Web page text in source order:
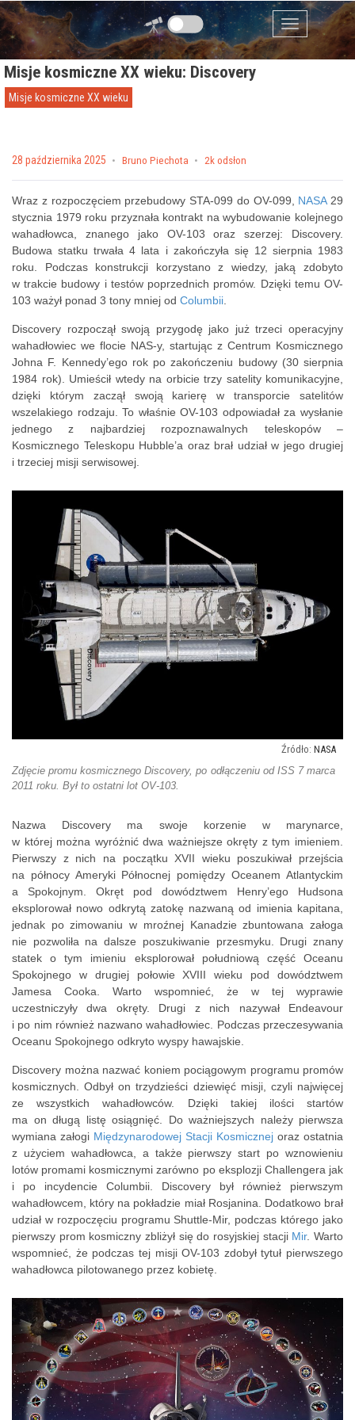
Przejdź do zawartości
Menu
Misje kosmiczne XX wieku: Discovery
Misje kosmiczne XX wieku
Posted on
28 października 2025 by Bruno Piechota 2k odsłon
Wraz z rozpoczęciem przebudowy STA-099 do OV-099, NASA29
stycznia 1979 roku przyznała kontrakt na wybudowanie kolejnego
wahadłowca, znanego jako OV-103 oraz szerzej: Discovery.
Budowa statku trwała 4 lata i zakończyła się 12 sierpnia 1983
roku. Podczas konstrukcji korzystano z wiedzy, jaką zdobyto
w trakcie budowy i testów poprzednich promów. Dzięki temu OV-
103 ważył ponad 3 tony mniej od Columbii
Discovery rozpoczął swoją przygodę jako już trzeci operacyjny
wahadłowiec we flocie NAS-y, startując z Centrum Kosmicznego
Johna F. Kennedy’ego rok po zakończeniu budowy (30 sierpnia
1984 rok). Umieścił wtedy na orbicie trzy satelity komunikacyjne,
dzięki którym zaczął swoją karierę w transporcie satelitów
wszelakiego rodzaju. To właśnie OV-103 odpowiadał za wysłanie
jednego z najbardziej rozpoznawalnych teleskopów –
Kosmicznego Teleskopu Hubble’a oraz brał udział w jego drugiej
i trzeciej misji serwisowej.
NASA
Zdjęcie promu kosmicznego Discovery, po odłączeniu od ISS 7 marca
2011 roku. Był to ostatni lot OV-103.
Nazwa Discovery ma swoje korzenie w marynarce,
w której można wyróżnić dwa ważniejsze okręty z tym imieniem.
Pierwszy z nich na początku XVII wieku poszukiwał przejścia
na północy Ameryki Północnej pomiędzy Oceanem Atlantyckim
a Spokojnym. Okręt pod dowództwem Henry’ego Hudsona
eksplorował nowo odkrytą zatokę nazwaną od imienia kapitana,
jednak po zimowaniu w mroźnej Kanadzie zbuntowana załoga
nie pozwoliła na dalsze poszukiwanie przesmyku. Drugi znany
statek o tym imieniu eksplorował południową część Oceanu
Spokojnego w drugiej połowie XVIII wieku pod dowództwem
Jamesa Cooka. Warto wspomnieć, że w tej wyprawie
uczestniczyły dwa okręty. Drugi z nich nazywał Endeavour
i po nim również nazwano wahadłowiec. Podczas przeczesywania
Oceanu Spokojnego odkryto wyspy hawajskie.
Discovery można nazwać koniem pociągowym programu promów
kosmicznych. Odbył on trzydzieści dziewięć misji, czyli najwięcej
ze wszystkich wahadłowców. Dzięki takiej ilości startów
ma on długą listę osiągnięć. Do ważniejszych należy pierwsza
wymiana załogi Międzynarodowej Stacji Kosmicznej oraz ostatnia
z użyciem wahadłowca, a także pierwszy start po wznowieniu
lotów promami kosmicznymi zarówno po eksplozji Challengera jak
i po incydencie Columbii. Discovery był również pierwszym
wahadłowcem, który na pokładzie miał Rosjanina. Dodatkowo brał
udział w rozpoczęciu programu Shuttle-Mir, podczas którego jako
pierwszy prom kosmiczny zbliżył się do rosyjskiej stacji Mir. Warto
wspomnieć, że podczas tej misji OV-103 zdobył tytuł pierwszego
wahadłowca pilotowanego przez kobietę.